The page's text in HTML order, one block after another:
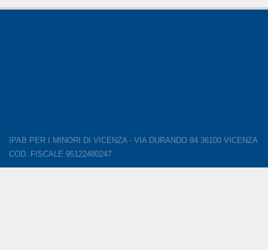
IPAB PER I MINORI DI VICENZA - VIA DURANDO 84 36100 VICENZA
COD. FISCALE 95122480247